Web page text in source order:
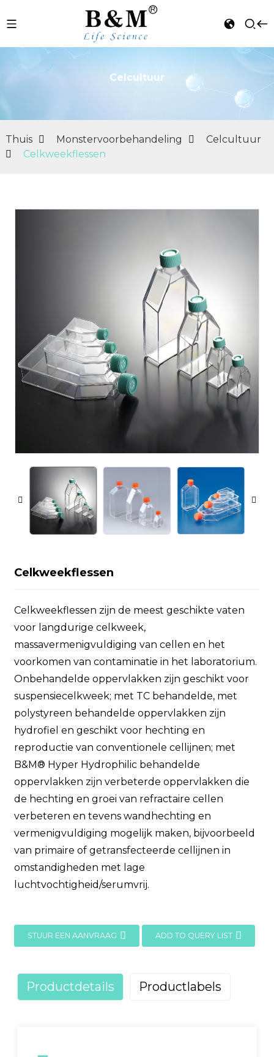
Celcultuur
Thuis Monstervoorbehandeling
Celcultuur
Celkweekflessen
Celkweekflessen
Celkweekflessen zijn de meest geschikte vaten
voor langdurige celkweek,
massavermenigvuldiging van cellen en het
voorkomen van contaminatie in het laboratorium.
Onbehandelde oppervlakken zijn geschikt voor
suspensiecelkweek; met TC behandelde, met
polystyreen behandelde oppervlakken zijn
hydrofiel en geschikt voor hechting en
reproductie van conventionele cellijnen; met
B&M® Hyper Hydrophilic behandelde
oppervlakken zijn verbeterde oppervlakken die
de hechting en groei van refractaire cellen
verbeteren en tevens wandhechting en
vermenigvuldiging mogelijk maken, bijvoorbeeld
van primaire of getransfecteerde cellijnen in
omstandigheden met lage
luchtvochtigheid/serumvrij.
STUUR EEN AANVRAAG ADD TO QUERY LIST
Productdetails Productlabels